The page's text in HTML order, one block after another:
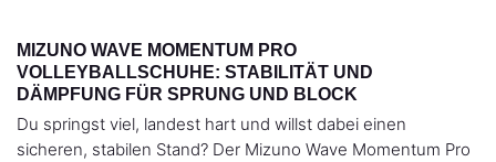
MIZUNO WAVE MOMENTUM PRO
VOLLEYBALLSCHUHE: STABILITÄT UND
DÄMPFUNG FÜR SPRUNG UND BLOCK
Du springst viel, landest hart und willst dabei einen
sicheren, stabilen Stand? Der Mizuno Wave Momentum Pro